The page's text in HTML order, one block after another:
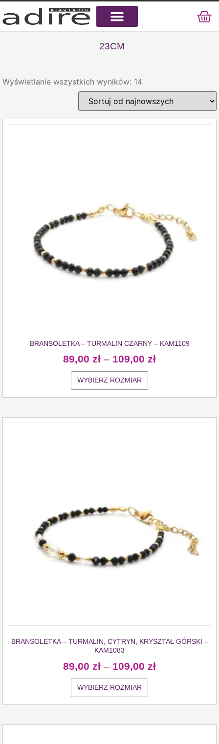
23CM
Wyświetlanie wszystkich wyników: 14
BRANSOLETKA – TURMALIN CZARNY – KAM1109
89,00 zł – 109,00 zł
WYBIERZ ROZMIAR
BRANSOLETKA – TURMALIN, CYTRYN, KRYSZTAŁ GÓRSKI –
KAM1083
89,00 zł – 109,00 zł
WYBIERZ ROZMIAR